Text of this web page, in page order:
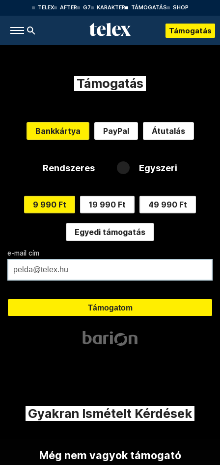
TELEX AFTER G7 KARAKTER TÁMOGATÁS SHOP
Támogatás
Támogatás
Bankkártya PayPal Átutalás
Rendszeres Egyszeri
9 990 Ft 19 990 Ft 49 990 Ft
Egyedi támogatás
e-mail cím
Gyakran Ismételt Kérdések
Még nem vagyok támogató